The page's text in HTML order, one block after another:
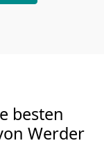
besten
Werder